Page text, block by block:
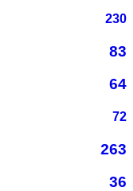
230
83
64
72
263
36